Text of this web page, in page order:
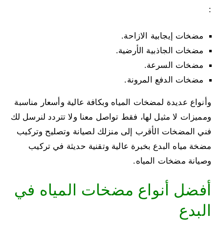
:
مضخات إيجابية الازاحة.
مضخات الجاذبية الأرضية.
مضخات السرعة.
مضخات الدفع المرونة.
وأنواع عديدة لمضخات المياه وبكافة عالية وأسعار مناسبة
ومميزات لا مثيل لها، فقط تواصل معنا ولا تتردد لنرسل لك
فني المضخات الأقرب إلى منزلك لصيانة وتصليح وتركيب
مضخة مياه البدع بخبرة عالية وتقنية حديثة في تركيب
وصيانة مضخات المياه.
أفضل أنواع مضخات المياه في
البدع